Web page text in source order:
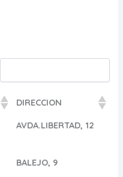
DIRECCION
AVDA.LIBERTAD, 12
BALEJO, 9